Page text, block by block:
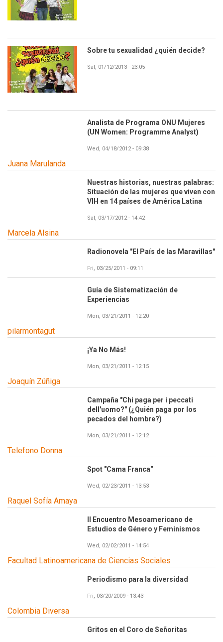
Sobre tu sexualidad ¿quién decide?
Sat, 01/12/2013 - 23:05
Analista de Programa ONU Mujeres
(UN Women: Programme Analyst)
Wed, 04/18/2012 - 09:38
Juana Marulanda
Nuestras historias, nuestras palabras:
Situación de las mujeres que viven con
VIH en 14 países de América Latina
Sat, 03/17/2012 - 14:42
Marcela Alsina
Radionovela "El País de las Maravillas"
Fri, 03/25/2011 - 09:11
Guía de Sistematización de
Experiencias
Mon, 03/21/2011 - 12:20
pilarmontagut
¡Ya No Más!
Mon, 03/21/2011 - 12:15
Joaquín Zúñiga
Campaña "Chi paga per i peccati
dell'uomo?" (¿Quién paga por los
pecados del hombre?)
Mon, 03/21/2011 - 12:12
Telefono Donna
Spot "Cama Franca"
Wed, 02/23/2011 - 13:53
Raquel Sofía Amaya
II Encuentro Mesoamericano de
Estudios de Género y Feminismos
Wed, 02/02/2011 - 14:54
Facultad Latinoamericana de Ciencias Sociales
Periodismo para la diversidad
Fri, 03/20/2009 - 13:43
Colombia Diversa
Gritos en el Coro de Señoritas